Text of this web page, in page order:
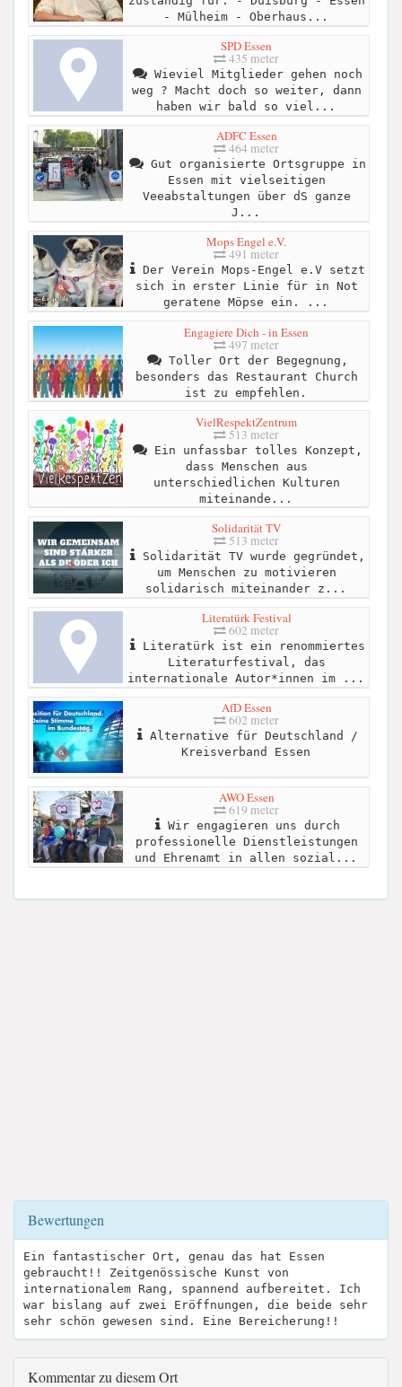
- Mülheim - Oberhaus...
SPD Essen
435 meter
Wieviel Mitglieder gehen noch
weg ? Macht doch so weiter, dann
haben wir bald so viel...
ADFC Essen
464 meter
Gut organisierte Ortsgruppe in
Essen mit vielseitigen
Veeabstaltungen über dS ganze
J...
Mops Engel e.V.
491 meter
Der Verein Mops-Engel e.V setzt
sich in erster Linie für in Not
geratene Möpse ein. ...
Engagiere Dich - in Essen
497 meter
Toller Ort der Begegnung,
besonders das Restaurant Church
ist zu empfehlen.
VielRespektZentrum
513 meter
Ein unfassbar tolles Konzept,
dass Menschen aus
unterschiedlichen Kulturen
miteinande...
Solidarität TV
513 meter
Solidarität TV wurde gegründet,
um Menschen zu motivieren
solidarisch miteinander z...
Literatürk Festival
602 meter
Literatürk ist ein renommiertes
Literaturfestival, das
internationale Autor*innen im ...
AfD Essen
602 meter
Alternative für Deutschland /
Kreisverband Essen
AWO Essen
619 meter
Wir engagieren uns durch
professionelle Dienstleistungen
und Ehrenamt in allen sozial...
Bewertungen
Ein fantastischer Ort, genau das hat Essen
gebraucht!! Zeitgenössische Kunst von
internationalem Rang, spannend aufbereitet. Ich
war bislang auf zwei Eröffnungen, die beide sehr
sehr schön gewesen sind. Eine Bereicherung!!
Kommentar zu diesem Ort